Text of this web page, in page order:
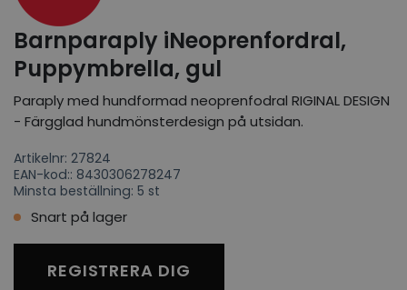
Barnparaply iNeoprenfordral,
Puppymbrella, gul
Paraply med hundformad neoprenfodral RIGINAL DESIGN
- Färgglad hundmönsterdesign på utsidan.
Artikelnr: 27824
EAN-kod:: 8430306278247
Minsta beställning: 5 st
Snart på lager
REGISTRERA DIG